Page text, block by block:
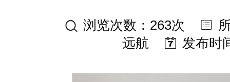
浏览次数：263次
远航
发布时